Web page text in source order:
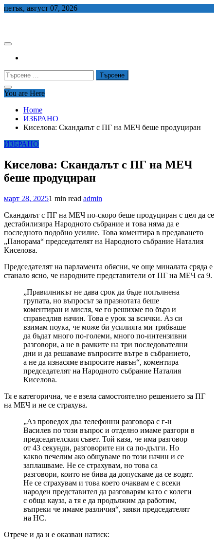
Skip
петък, август 07, 2026
Търсене
за:
You are Here
Home
ИЗБРАНО
Киселова: Скандалът с ПГ на МЕЧ беше продуциран
ИЗБРАНО
Киселова: Скандалът с ПГ на МЕЧ
беше продуциран
март 28, 20251 min read admin
Скандалът с ПГ на МЕЧ по-скоро беше продуциран с цел да се
дестабилизира Народното събрание и това няма да е
последното подобно усилие. Това коментира в предаването
„Панорама“ председателят на Народното събрание Наталия
Киселова.
Председателят на парламента обясни, че още миналата сряда е
станало ясно, че народните представители от ПГ на МЕЧ са 9.
„Правилникът не дава срок да бъде попълнена
групата, но въпросът за празнотата беше
коментиран и мисля, че го решихме по бърз и
справедлив начин. Това е урок за всички. Аз си
взимам поука, че може би усилията ми трябваше
да бъдат много по-големи, много по-интензивни
разговори, а не в рамките на три последователни
дни и да решаваме въпросите вътре в събранието,
а не да изнасяме въпросите навън“, коментира
председателят на Народното събрание Наталия
Киселова.
Тя е категорична, че е взела самостоятелно решението за ПГ
на МЕЧ и не се страхува.
„Аз проведох два телефонни разговора с г-н
Василев по този въпрос и отделно имаме разгори в
председателския съвет. Той каза, че има разговор
от 43 секунди, разговорите ни са по-дълги. Но
какво печелим ако общуваме по този начин и се
заплашваме. Не се страхувам, но това са
разговори, които не бива да допускаме да се водят.
Не се страхувам и това което очаквам е с всеки
народен представител да разговарям като с колеги
с обща кауза, а тя е да продължим да работим,
въпреки че имаме различия“, заяви председателят
на НС.
Отрече и да и е оказван натиск: